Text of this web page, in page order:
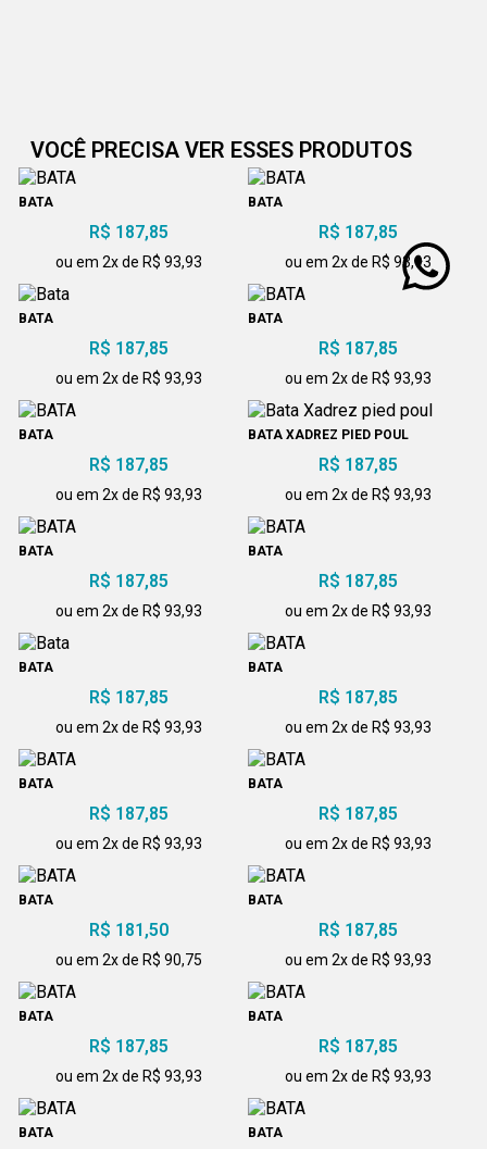
VOCÊ PRECISA VER ESSES PRODUTOS
BATA
R$ 187,85
ou em 2x de R$ 93,93
BATA
R$ 187,85
ou em 2x de R$ 93,93
BATA
R$ 187,85
ou em 2x de R$ 93,93
BATA
R$ 187,85
ou em 2x de R$ 93,93
BATA
R$ 187,85
ou em 2x de R$ 93,93
BATA XADREZ PIED POUL
R$ 187,85
ou em 2x de R$ 93,93
BATA
R$ 187,85
ou em 2x de R$ 93,93
BATA
R$ 187,85
ou em 2x de R$ 93,93
BATA
R$ 187,85
ou em 2x de R$ 93,93
BATA
R$ 187,85
ou em 2x de R$ 93,93
BATA
R$ 187,85
ou em 2x de R$ 93,93
BATA
R$ 187,85
ou em 2x de R$ 93,93
BATA
R$ 181,50
ou em 2x de R$ 90,75
BATA
R$ 187,85
ou em 2x de R$ 93,93
BATA
R$ 187,85
ou em 2x de R$ 93,93
BATA
R$ 187,85
ou em 2x de R$ 93,93
BATA BATA